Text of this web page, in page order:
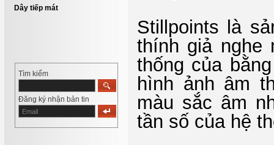
Dây tiếp mát
Tìm kiếm
Đăng ký nhận bản tin
Stillpoints là
thính giả nghe
thống của
hình ảnh âm
màu sắc âm
tần số của hệ